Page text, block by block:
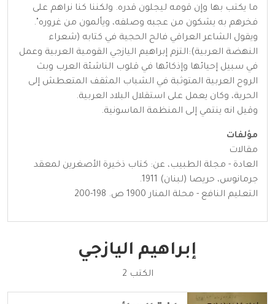
ما يكتب بها وإن قومه ليجلون قدره. ولكننا كنا نراهم على
فخرهم به يشكون من عجبه وصلفه، ويألمون من غروره".
ويقول الشاعر العراقي فالح الحجية في كتابه (شعراء
النهضة العربية):التزم إبراهيم اليازجي القومية العربية وعمل
في سبيل إحيائها وإذكائها في قلوب الناشئة العرب وبث
الروح العربية المتوثبة في الشباب المثقف المتعطش إلى
الحرية، وكان يعمل على استقلال البلاد العربية.
وقيل انه ينتمي إلى المنظمة الماسونية.
مؤلفات
مقالات
العادة - مجلة الطبيب، عن: كتاب ذخيرة الأصغرين لمعقد
جرمانوس، حريصا (لبنان) 1911.
التعليم النافع - محلة المنار 1900 ص. 198-200
إبراهيم اليازجي
الكتب 2